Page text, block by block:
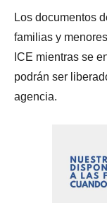
Los documentos
familias y
ICE mientras se
podrán ser
agencia.